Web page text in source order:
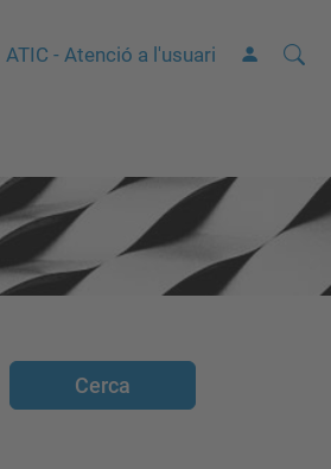
ATIC - Atenció a l'usuari Cerca
C
a